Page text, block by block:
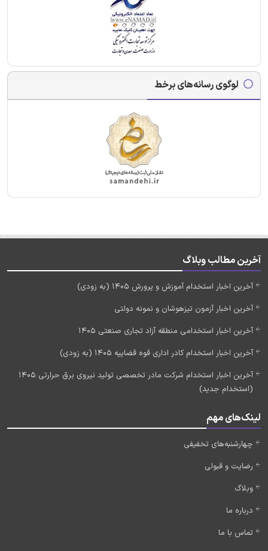
لوگوی رسانه‌های برخط
آخرین مطالب وبلاگ
آخرین اخبار استخدام آموزش و پرورش 1405 (به زودی)
آخرین اخبار آزمون تیزهوشان و نمونه دولتی
آخرین اخبار استخدامی منطقه آزاد تجاری صنعتی 1405
آخرین اخبار استخدام کادر اداری قوه قضاییه 1405 (به زودی)
آخرین اخبار استخدام شرکت مادر تخصصی تولید نیروی برق حرارتی 1405
(استخدام جدید)
لینک‌های مهم
چهارشنبه‌های تخفیفی
رضایت و قبولی
وبلاگ
درباره ما
تماس با ما